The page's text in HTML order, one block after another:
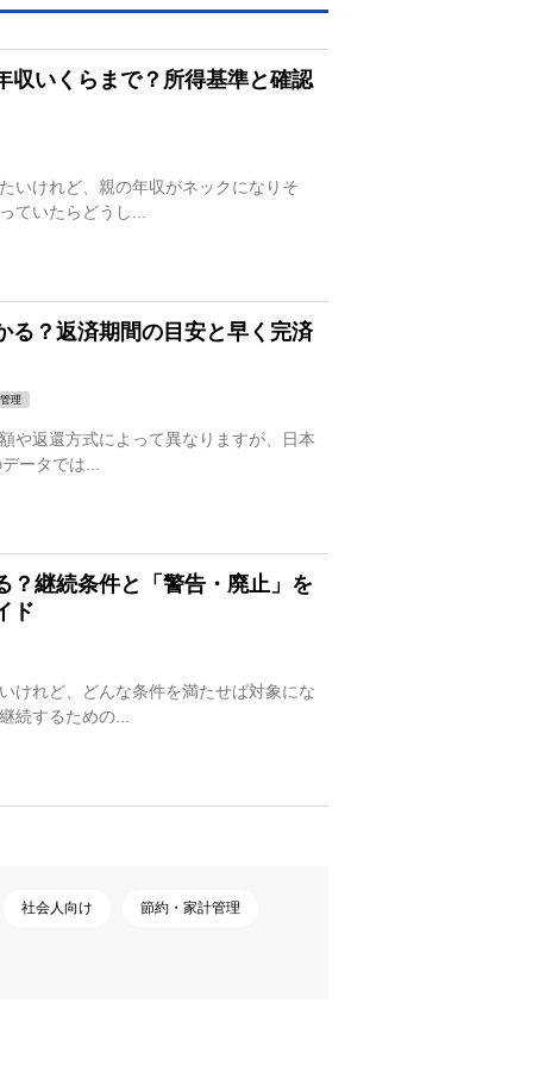
収いくらまで？所得基準と確認
いけれど、親の年収がネックになりそ
ていたらどうし...
る？返済期間の目安と早く完済
理
や返還方式によって異なりますが、日本
ータでは...
？継続条件と「警告・廃止」を
ド
けれど、どんな条件を満たせば対象にな
続するための...
社会人向け 節約・家計管理